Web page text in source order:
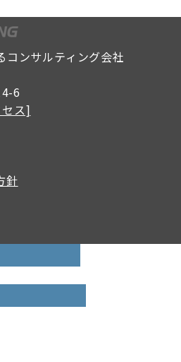
コンサルティング会社
6
ス]
針